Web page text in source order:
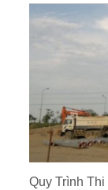
Quy Trình